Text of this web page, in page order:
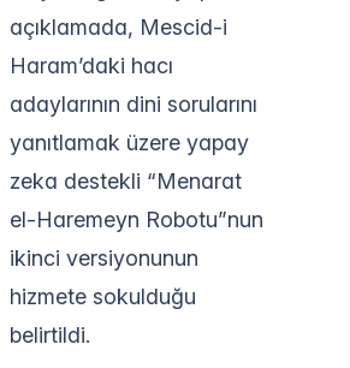
açıklamada, Mescid-i
Haram’daki hacı
adaylarının dini sorularını
yanıtlamak üzere yapay
zeka destekli “Menarat
el-Haremeyn Robotu”nun
ikinci versiyonunun
hizmete sokulduğu
belirtildi.